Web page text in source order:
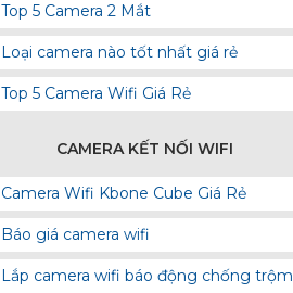
Top 5 Camera 2 Mắt
Loại camera nào tốt nhất giá rẻ
Top 5 Camera Wifi Giá Rẻ
CAMERA KẾT NỐI WIFI
Camera Wifi Kbone Cube Giá Rẻ
Báo giá camera wifi
Lắp camera wifi báo động chống trộm